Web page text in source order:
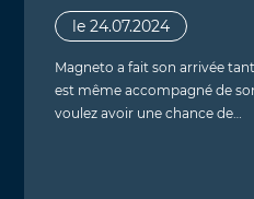
le 24.07.2024
Magneto a fait son arrivée
est même accompagné de
voulez avoir une chance de…